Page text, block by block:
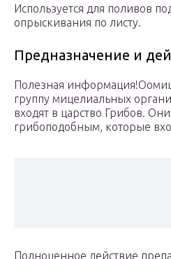
Используется для поливов
опрыскивания по листу.
Предназначение и
Полезная
группу мицелиальных
входят в царство Грибов. Они
грибоподобным, которые
Полноценное действие